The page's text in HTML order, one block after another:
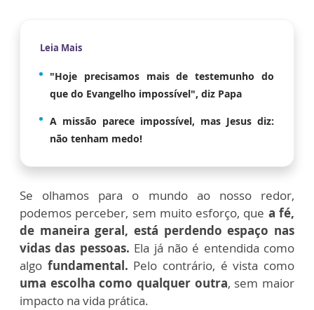
Leia Mais
"Hoje precisamos mais de testemunho do
que do Evangelho impossível", diz Papa
A missão parece impossível, mas Jesus diz:
não tenham medo!
Se olhamos para o mundo ao nosso redor,
podemos perceber, sem muito esforço, que a fé,
de maneira geral, está perdendo espaço nas
vidas das pessoas. Ela já não é entendida como
algo fundamental. Pelo contrário, é vista como
uma escolha como qualquer outra, sem maior
impacto na vida prática.